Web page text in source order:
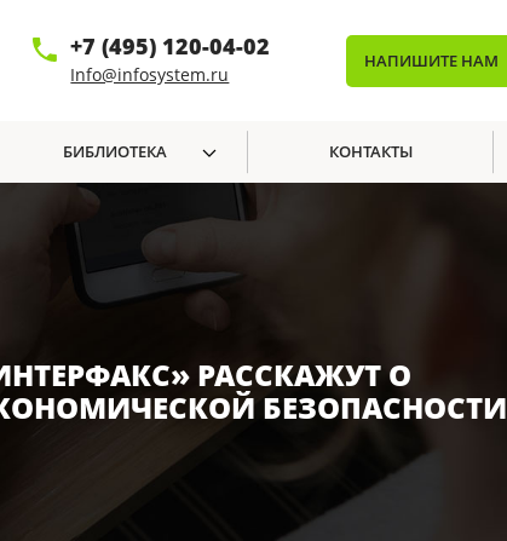
+7 (495) 120-04-02
Info@infosystem.ru
НАПИШИТЕ НАМ
БИБЛИОТЕКА КОНТАКТЫ
РАССКАЖУТ О
БЕЗОПАСНОСТИ